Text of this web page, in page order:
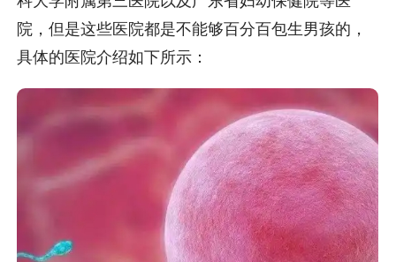
院，但是这些医院都是不能够百分百包生男孩的，
具体的医院介绍如下所示：